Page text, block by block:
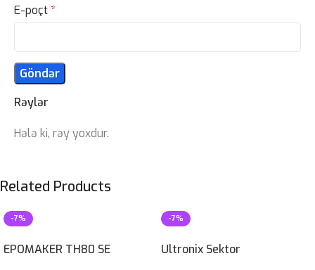
Rəylər
Hələ ki, rəy yoxdur.
E-poçt*
Related Products
-7%
EPOMAKER TH80 SE
-7%
Ultronix Sektor